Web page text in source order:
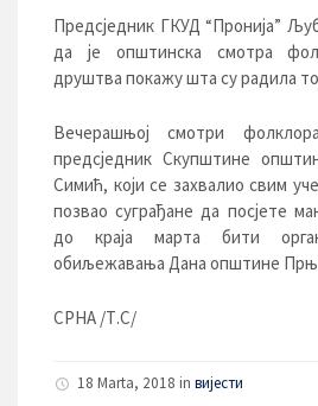
Предсједник ГКУД “Пронија”
да је општинска смотра
друштва покажу шта су радила
Вечерашњој смотри
предсједник Скупштине
Симић, који се захвалио свим
позвао суграђане да посјете
до краја марта бити
обиљежавања Дана општине
СРНА /Т.С/
18 Marta, 2018 in вијести